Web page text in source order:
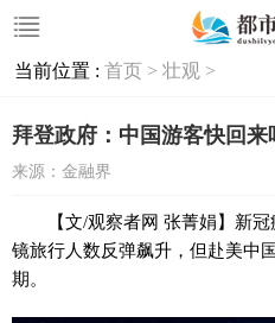
当前位置 : 首页 > 壮观 >
拜登政府：中国游客快回来
来源：金融界
【文/观察者网 张菁娟】新
镜旅行人数反弹飙升，但赴美中
期。